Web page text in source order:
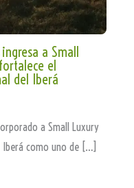
a Small
el
del Iberá
a Small Luxury
Iberá como uno de […]